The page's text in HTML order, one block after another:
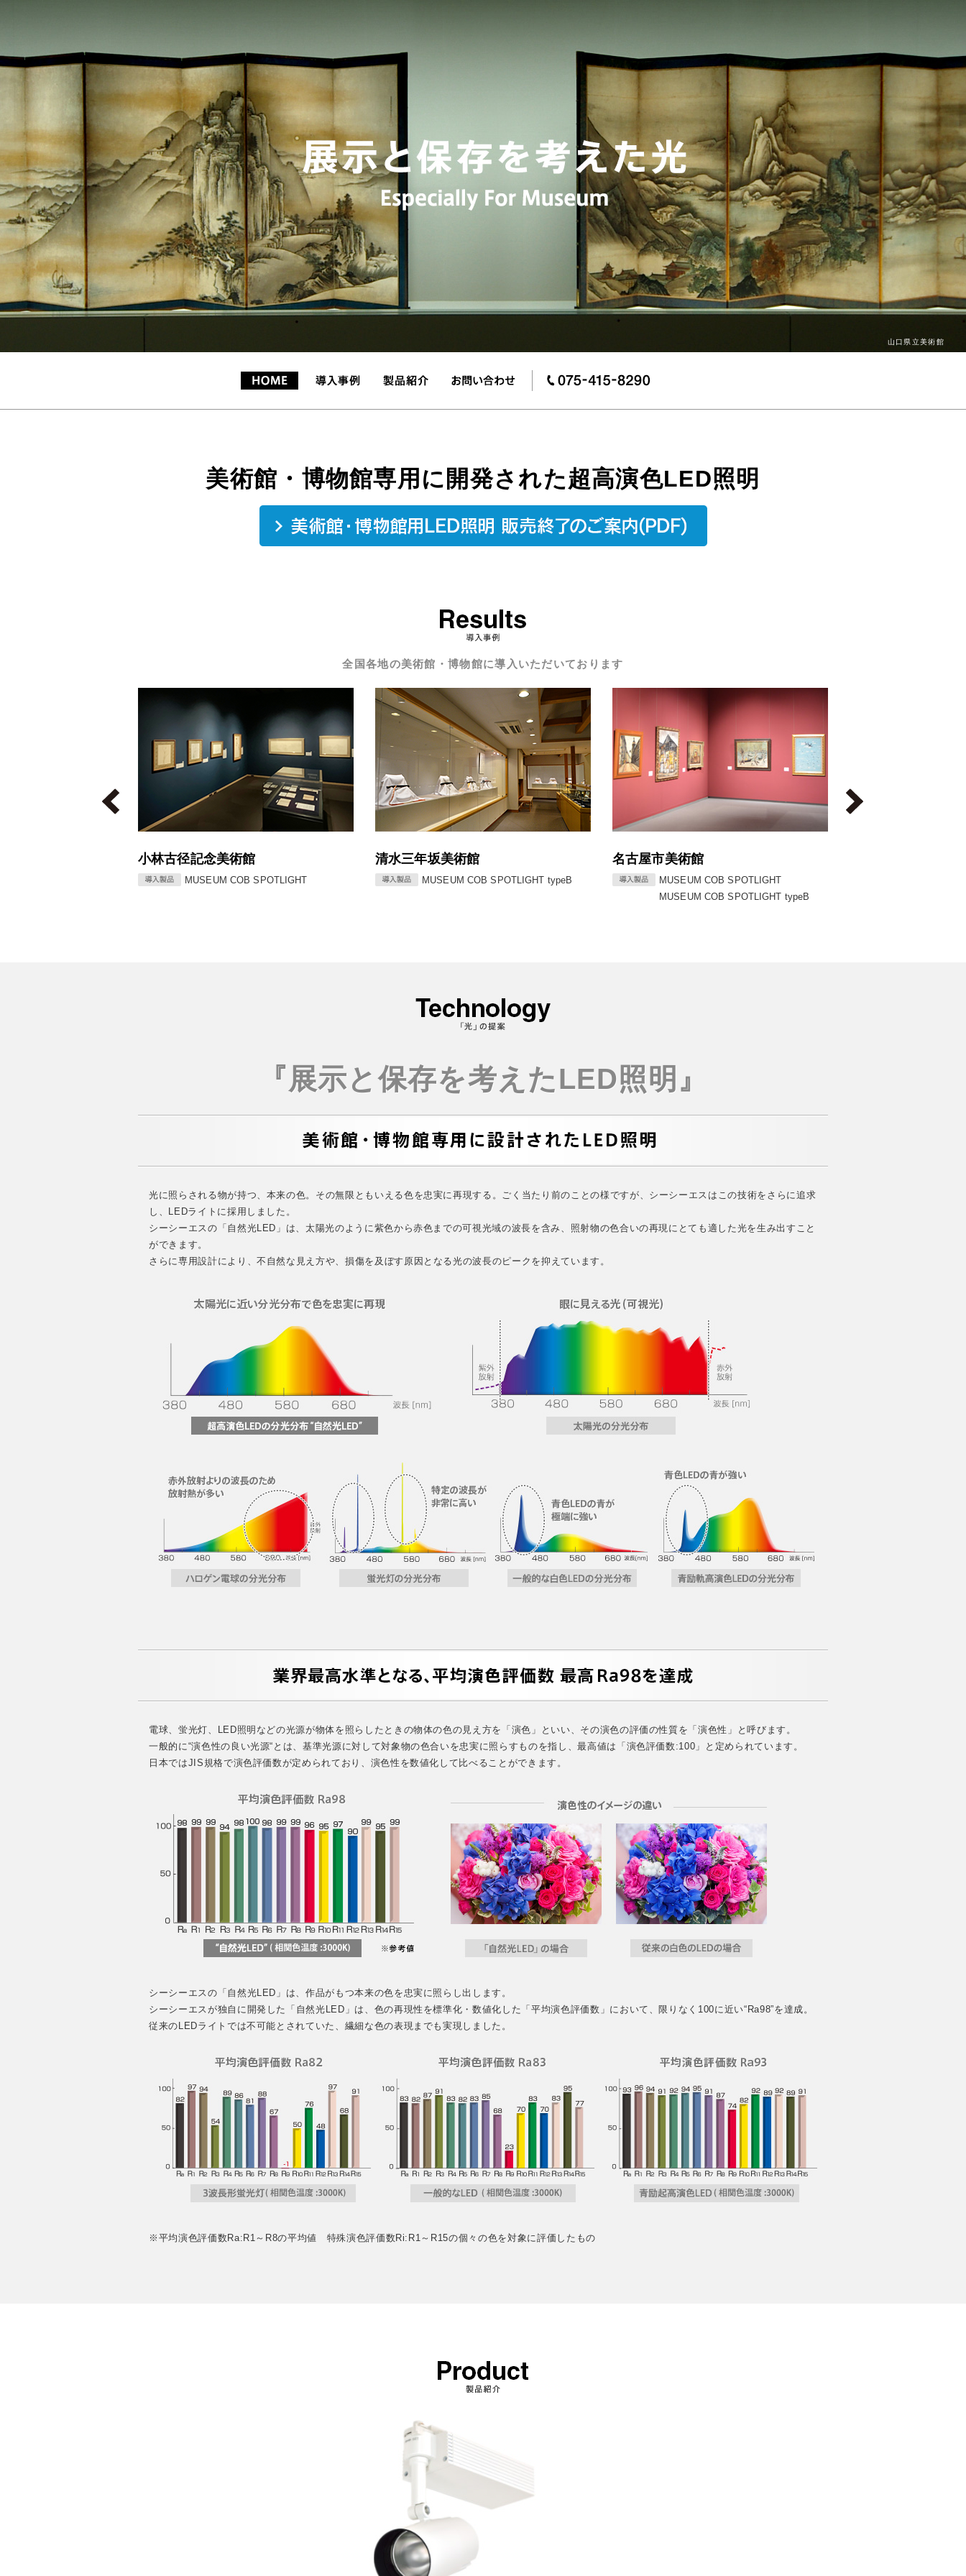
山口県立美術館
美術館・博物館専用に開発された超高演色LED照明
全国各地の美術館・博物館に導入いただいております
清水三年坂美術館
MUSEUM COB SPOTLIGHT typeB
名古屋市美術館
MUSEUM COB SPOTLIGHT
高知市立自由民権記念館
ラインベース照明
MUSEUM COB SPOTLIGHT
『展示と保存を考えたLED照明』
光に照らされる物が持つ、本来の色。その無限ともいえる色を忠実に再現する。ごく当たり前のことの様ですが、シーシーエスはこの技術をさらに追求
し、LEDライトに採用しました。
シーシーエスの「自然光LED」は、太陽光のように紫色から赤色までの可視光域の波長を含み、照射物の色合いの再現にとても適した光を生み出すこと
ができます。
さらに専用設計により、不自然な見え方や、損傷を及ぼす原因となる光の波長のピークを抑えています。
電球、蛍光灯、LED照明などの光源が物体を照らしたときの物体の色の見え方を「演色」といい、その演色の評価の性質を「演色性」と呼びます。
一般的に“演色性の良い光源“とは、基準光源に対して対象物の色合いを忠実に照らすものを指し、最高値は「演色評価数:100」と定められています。
日本ではJIS規格で演色評価数が定められており、演色性を数値化して比べることができます。
シーシーエスの「自然光LED」は、作品がもつ本来の色を忠実に照らし出します。
シーシーエスが独自に開発した「自然光LED」は、色の再現性を標準化・数値化した「平均演色評価数」において、限りなく100に近い“Ra98”を達成。
従来のLEDライトでは不可能とされていた、繊細な色の表現までも実現しました。
※平均演色評価数Ra:R1～R8の平均値 特殊演色評価数Ri:R1～R15の個々の色を対象に評価したもの